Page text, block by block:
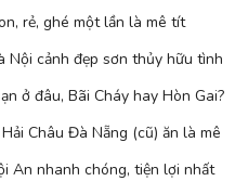
rẻ, ghé một lần là mê tít
Nội cảnh đẹp sơn thủy hữu tình
ở đâu, Bãi Cháy hay Hòn Gai?
Châu Đà Nẵng (cũ) ăn là mê
An nhanh chóng, tiện lợi nhất